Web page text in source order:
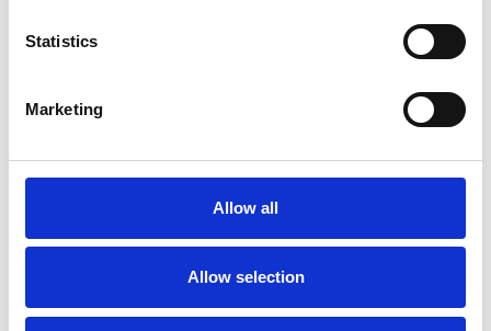
Statistics
Marketing
Allow all
Allow selection
Woonkamer en hal
: Breng foto’s tot leven als eyecatcher in
: Professionele uitstraling,
inclusief branding of campagnebeelden.
eenvoudig te reinigen.
montage en nette afwerking. Voor grotere presentaties
voor een galerij- of wayfinding effect.
Wil je in plaats van een paneel een volledige muur voorzien van